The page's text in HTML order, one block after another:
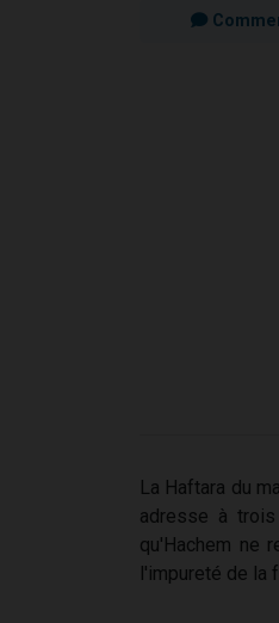
La Haftara du
adresse à
qu'Hachem ne
l'impureté de la